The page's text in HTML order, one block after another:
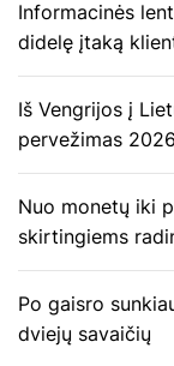
r
p
į
r
a
š
ų
Informacinės
didelę įtaką
Iš Vengrijos į
pervežimas
Nuo monetų iki
skirtingiems
Po gaisro
dviejų savaičių